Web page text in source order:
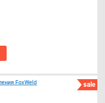
sale
FoxWeld